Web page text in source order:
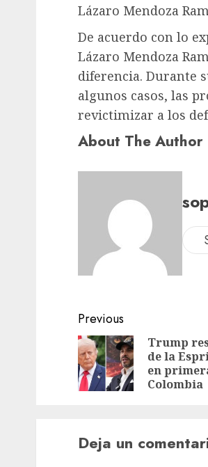
Lázaro Mendoza
De acuerdo con lo
Lázaro Mendoza
diferencia. Durante
algunos casos, las
revictimizar a los
About The Author
Previous
Trump
de la
en
Colombia
Deja un